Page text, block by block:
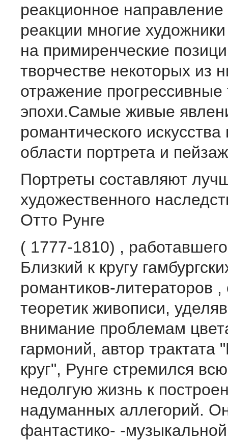
реакционное направление
реакции многие
на прими­ренческие
творчестве некоторых из
отражение
эпохи.Самые живые
романтического
области портрета и
Портреты составляют
художественного
Отто Рунге
( 1777-1810) ,
Близкий к кругу
романтиков-литераторов
теоретик живописи,
внимание проблемам
гармоний, автор трактата
круг", Рунге стремился
недолгую жизнь к
надуманных аллегорий.
фантастико- -